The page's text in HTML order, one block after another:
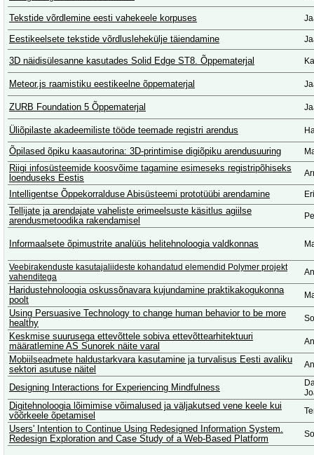
Tekstide võrdlemine eesti vahekeele korpuses
Eestikeelsete tekstide võrdluslehekülje täiendamine
3D näidisülesanne kasutades Solid Edge ST8. Õppematerjal
Meteor.js raamistiku eestikeelne õppematerjal
ZURB Foundation 5 Õppematerjal
Üliõpilaste akadeemiliste tööde teemade registri arendus
Õpilased õpiku kaasautorina: 3D-printimise digiõpiku arendusuuring
Riigi infosüsteemide koosvõime tagamine esimeseks registripõhiseks
loenduseks Eestis
Intelligentse Õppekorralduse Abisüsteemi prototüübi arendamine
Tellijate ja arendajate vaheliste erimeelsuste käsitlus agiilse
arendusmetoodika rakendamisel
Informaalsete õpimustrite analüüs helitehnoloogia valdkonnas
Veebirakenduste kasutajaliideste kohandatud elemendid Polymer projekt
vahenditega
Haridustehnoloogia oskussõnavara kujundamine praktikakogukonna
poolt
Using Persuasive Technology to change human behavior to be more
healthy
Keskmise suurusega ettevõttele sobiva ettevõttearhitektuuri
määratlemine AS Sunorek näite varal
Mobiilseadmete haldustarkvara kasutamine ja turvalisus Eesti avaliku
sektori asutuse näitel
Designing Interactions for Experiencing Mindfulness
Digitehnoloogia lõimimise võimalused ja väljakutsed vene keele kui
võõrkeele õpetamisel
Users' Intention to Continue Using Redesigned Information System.
Redesign Exploration and Case Study of a Web-Based Platform